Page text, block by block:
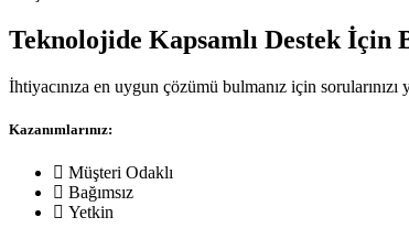
Teknolojide Kapsamlı Destek İçin
İhtiyacınıza en uygun çözümü bulmanız için sorularınızı
Kazanımlarınız:
Müşteri Odaklı
Bağımsız
Yetkin